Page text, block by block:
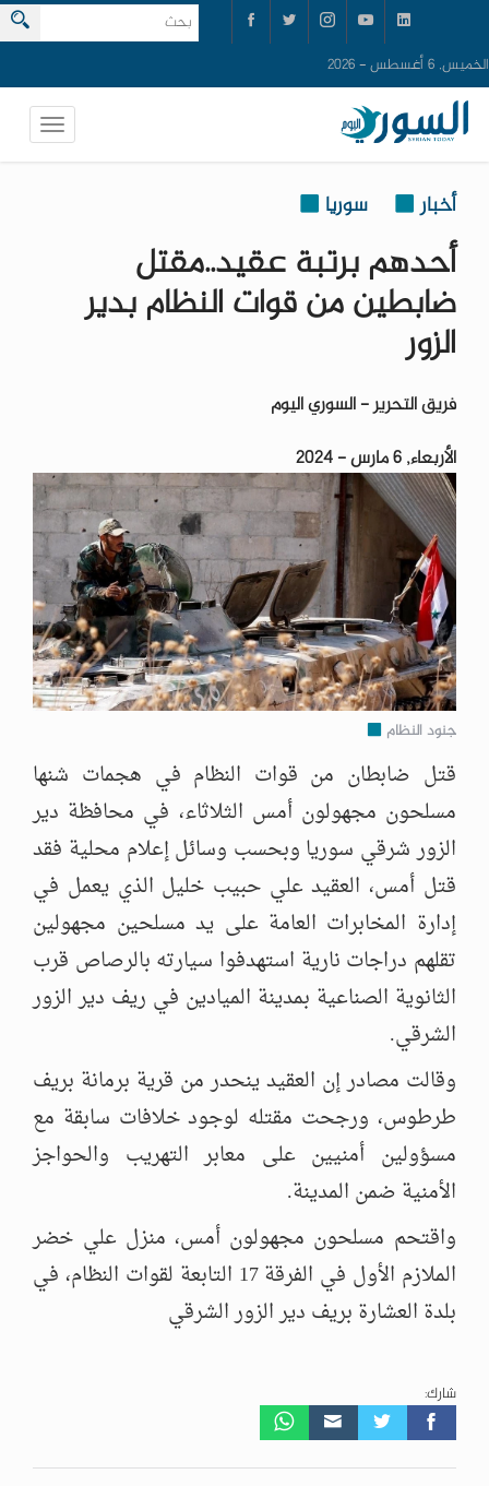
الخميس, 6 أغسطس - 2026
أخبار سوريا
أحدهم برتبة عقيد..مقتل
ضابطين من قوات النظام بدير
الزور
فريق التحرير - السوري اليوم
الأربعاء, 6 مارس - 2024
جنود النظام
قتل ضابطان من قوات النظام في هجمات شنها
مسلحون مجهولون أمس الثلاثاء، في محافظة دير
الزور شرقي سوريا وبحسب وسائل إعلام محلية فقد
قتل أمس، العقيد علي حبيب خليل الذي يعمل في
إدارة المخابرات العامة على يد مسلحين مجهولين
تقلهم دراجات نارية استهدفوا سيارته بالرصاص قرب
الثانوية الصناعية بمدينة الميادين في ريف دير الزور
الشرقي.
وقالت مصادر إن العقيد ينحدر من قرية برمانة بريف
طرطوس، ورجحت مقتله لوجود خلافات سابقة مع
مسؤولين أمنيين على معابر التهريب والحواجز
الأمنية ضمن المدينة.
واقتحم مسلحون مجهولون أمس، منزل علي خضر
الملازم الأول في الفرقة 17 التابعة لقوات النظام، في
بلدة العشارة بريف دير الزور الشرقي
شارك: